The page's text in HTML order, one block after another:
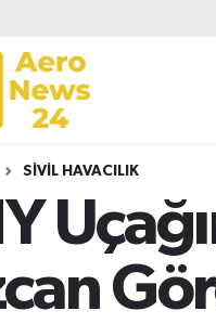
SIVIL HAVACILIK